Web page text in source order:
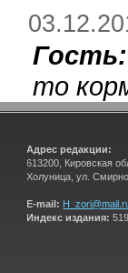
Гость:
то
Адрес редакции:
613200, Кировская
Холуница, ул.
E-mail:
Индекс издания: